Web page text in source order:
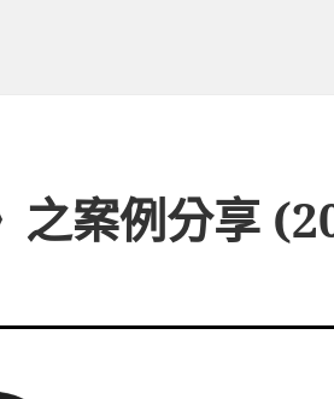
之案例分享